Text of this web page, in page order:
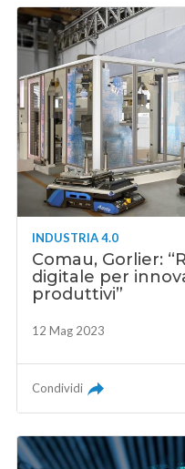
INDUSTRIA 4.0
Comau, Gorlier:
digitale per
produttivi”
12 Mag 2023
Condividi